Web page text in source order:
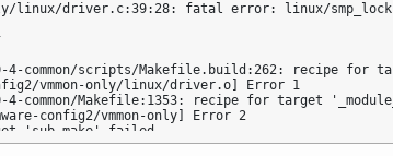
only/linux/driver.c:39:28: fatal error: linux/
common/scripts/Makefile.build:262: recipe for
vmmon-only/linux/driver.o] Error 1
common/Makefile:1353: recipe for target
config2/vmmon-only] Error 2
'sub-make' failed
2